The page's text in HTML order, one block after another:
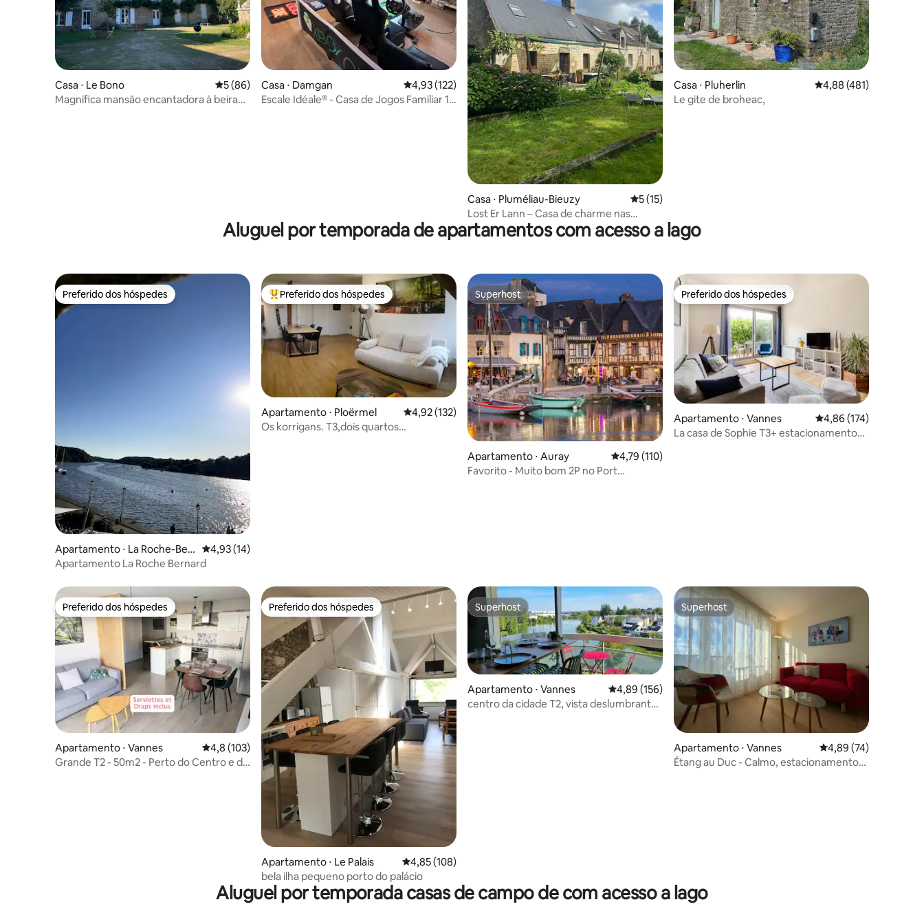
Casa ⋅ Le Bono 5 de uma avaliação média de 5, 86 avaliações
5 (86)
Magnífica mansão encantadora à beira
Casa ⋅ Damgan 4,93 de uma avaliação média de 5, 122 avaliações
4,93 (122)
Escale Idéale® - Casa de Jogos Familiar 12
Casa ⋅ Pluméliau-Bieuzy 5 de uma avaliação média de 5, 15 avaliações
5 (15)
Lost Er Lann – Casa de charme nas
margens do Blavet
Casa ⋅ Pluherlin 4,88 de uma avaliação
4,88 (481)
Le gite de broheac,
Aluguel por temporada de apartamentos com acesso a lago
Preferido dos hóspedes
Preferido dos hóspedes
Apartamento ⋅ La Roche-Ber
nard
4,93 de uma avaliação média de 5, 14 avaliações
4,93 (14)
Apartamento La Roche Bernard
Entre os melhores preferidos dos hóspedes
Preferido dos hóspedes
Apartamento ⋅ Ploërmel 4,92 de uma avaliação média de 5, 132 avaliações
4,92 (132)
Os korrigans. T3,dois quartos
Superhost
Superhost
Apartamento ⋅ Auray 4,79 de uma avaliação média de 5, 110 avaliações
4,79 (110)
Favorito - Muito bom 2P no Port
Preferido dos hóspedes
Preferido dos hóspedes
Apartamento ⋅ Vannes 4,86 de uma avaliação
4,86 (174)
La casa de Sophie T3+ estacionamento
Preferido dos hóspedes
Preferido dos hóspedes
Apartamento ⋅ Vannes 4,8 de uma avaliação média de 5, 103 avaliações
4,8 (103)
Grande T2 - 50m2 - Perto do Centro e da
Preferido dos hóspedes
Preferido dos hóspedes
Apartamento ⋅ Le Palais 4,85 de uma avaliação média de 5, 108 avaliações
4,85 (108)
bela ilha pequeno porto do palácio
Superhost
Superhost
Apartamento ⋅ Vannes 4,89 de uma avaliação média de 5, 156 avaliações
4,89 (156)
centro da cidade T2, vista deslumbrante,
Superhost
Superhost
Apartamento ⋅ Vannes 4,89 de uma
4,89 (74)
Étang au Duc - Calmo, estacionamento
Aluguel por temporada casas de campo de com acesso a lago